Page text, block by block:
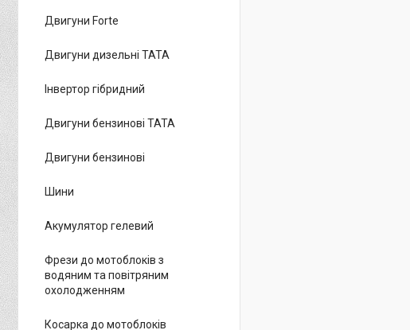
Двигуни Forte
Двигуни дизельні ТАТА
Інвертор гібридний
Двигуни бензинові ТАТА
Двигуни бензинові
Шини
Акумулятор гелевий
Фрези до мотоблоків з
водяним та повітряним
охолодженням
Косарка до мотоблоків